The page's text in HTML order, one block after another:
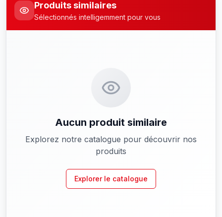
Produits similaires
Sélectionnés intelligemment pour vous
Aucun produit similaire
Explorez notre catalogue pour découvrir nos
produits
Explorer le catalogue